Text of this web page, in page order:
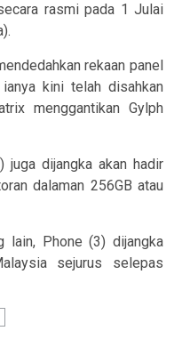
rasmi pada 1 Julai
rekaan panel
kini telah disahkan
menggantikan Gylph
juga dijangka akan hadir
dalaman 256GB atau
lain, Phone (3) dijangka
sejurus selepas